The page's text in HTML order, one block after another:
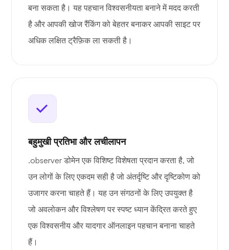
बना सकता है। यह पहचान विश्वसनीयता बनाने में मदद करती
है और आपकी खोज रैंकिंग को बेहतर बनाकर आपकी साइट पर
अधिक लक्षित ट्रैफ़िक ला सकती है।
बहुमुखी प्रतिभा और लचीलापन
.observer डोमेन एक विशिष्ट विशेषता प्रदान करता है, जो
उन लोगों के लिए एकदम सही है जो अंतर्दृष्टि और दृष्टिकोण को
उजागर करना चाहते हैं। यह उन संगठनों के लिए उपयुक्त है
जो अवलोकन और विश्लेषण पर स्पष्ट ध्यान केंद्रित करते हुए
एक विश्वसनीय और यादगार ऑनलाइन पहचान बनाना चाहते
हैं।